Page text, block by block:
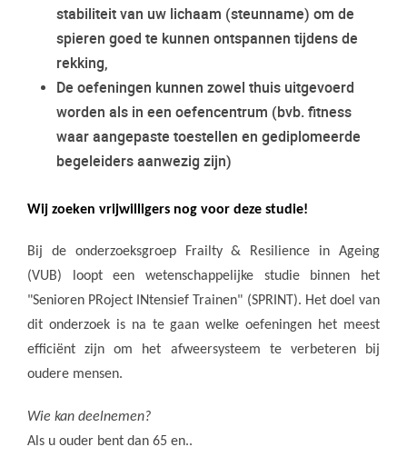
stabiliteit van uw lichaam (steunname) om de
spieren goed te kunnen ontspannen tijdens de
rekking,
De oefeningen kunnen zowel thuis uitgevoerd
worden als in een oefencentrum (bvb. fitness
waar aangepaste toestellen en gediplomeerde
begeleiders aanwezig zijn)
Wij zoeken vrijwilligers nog voor deze studie!
Bij de onderzoeksgroep Frailty& Resilience in Ageing
(VUB) loopt een wetenschappelijke studie binnen het
"Senioren PRoject INtensief Trainen" (SPRINT). Het doel van
dit onderzoek is na te gaan welke oefeningen het meest
efficiënt zijn om het afweersysteem te verbeteren bij
oudere mensen.
Wie kan deelnemen?
Als u ouder bent dan 65 en..